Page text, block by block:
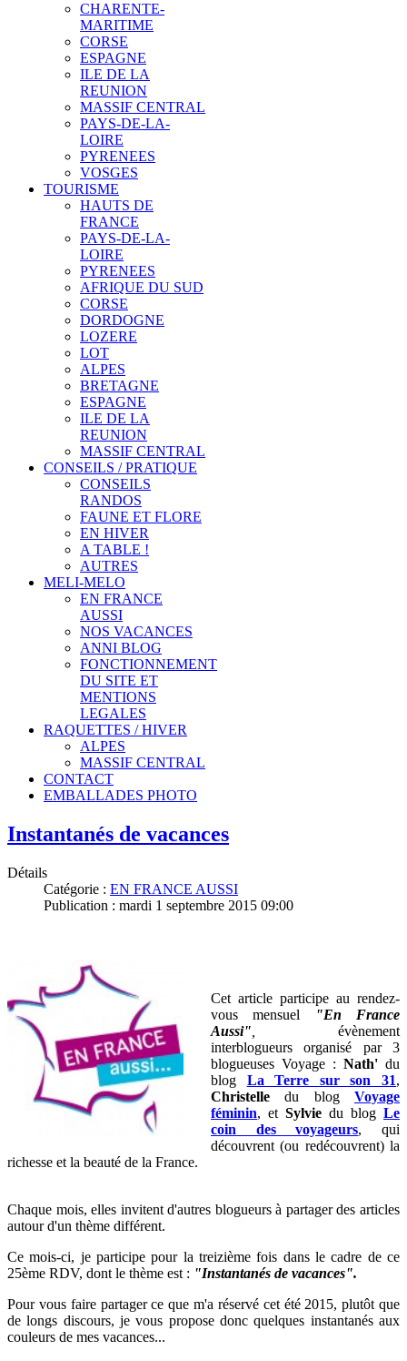
CHARENTE-
MARITIME
CORSE
ESPAGNE
ILE DE LA
REUNION
MASSIF CENTRAL
PAYS-DE-LA-
LOIRE
PYRENEES
VOSGES
TOURISME
HAUTS DE
FRANCE
PAYS-DE-LA-
LOIRE
PYRENEES
AFRIQUE DU SUD
CORSE
DORDOGNE
LOZERE
LOT
ALPES
BRETAGNE
ESPAGNE
ILE DE LA
REUNION
MASSIF CENTRAL
CONSEILS / PRATIQUE
CONSEILS
RANDOS
FAUNE ET FLORE
EN HIVER
A TABLE !
AUTRES
MELI-MELO
EN FRANCE
AUSSI
NOS VACANCES
ANNI BLOG
FONCTIONNEMENT
DU SITE ET
MENTIONS
LEGALES
RAQUETTES / HIVER
ALPES
MASSIF CENTRAL
CONTACT
EMBALLADES PHOTO
Instantanés de vacances
Détails
Catégorie : EN FRANCE AUSSI
Publication : mardi 1 septembre 2015 09:00
Cet article participe au rendez-
vous mensuel
"En France
Aussi"
évènement
interblogueurs organisé par 3
blogueuses Voyage : Nath' du
blog La Terre sur son 31,
Christelle du blog Voyage
féminin, et Sylvie du blog Le
coin des voyageurs, qui
découvrent (ou redécouvrent) la
richesse et la beauté de la France.
Chaque mois, elles invitent d'autres blogueurs à partager des articles
autour d'un thème différent.
Ce mois-ci, je participe pour la treizième fois dans le cadre de ce
25ème RDV, dont le thème est : "Instantanés de vacances".
Pour vous faire partager ce que m'a réservé cet été 2015, plutôt que
de longs discours, je vous propose donc quelques instantanés aux
couleurs de mes vacances...